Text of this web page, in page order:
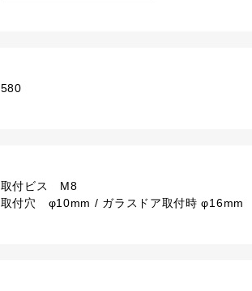
580
取付ビス M8
取付穴 φ10mm / ガラスドア取付時 φ16mm